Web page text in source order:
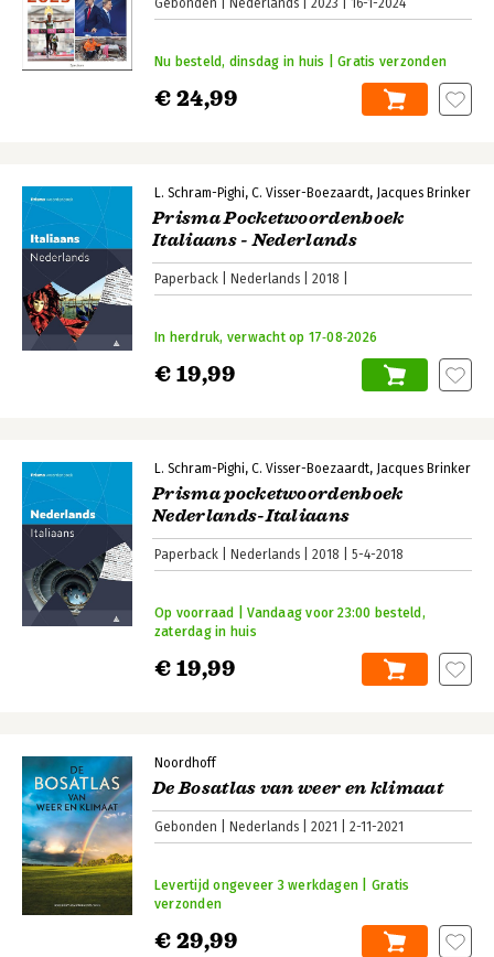
€ 24,99
Nu besteld, dinsdag in huis | Gratis verzonden
L. Schram-Pighi C. Visser-Boezaardt Jacques Brinker
Prisma Pocketwoordenboek
Italiaans - Nederlands
Paperback Nederlands 2018
€ 19,99
In herdruk, verwacht op 17‑08‑2026
L. Schram-Pighi C. Visser-Boezaardt Jacques Brinker
Prisma pocketwoordenboek
Nederlands-Italiaans
Paperback Nederlands 2018 5-4-2018
€ 19,99
Op voorraad | Vandaag voor 23:00 besteld,
zaterdag in huis
Noordhoff
De Bosatlas van weer en klimaat
Gebonden Nederlands 2021 2-11-2021
€ 29,99
Levertijd ongeveer 3 werkdagen | Gratis
verzonden